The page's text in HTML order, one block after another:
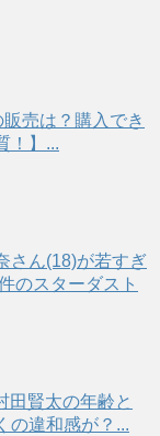
売は？購入でき
！】...
さん(18)が若すぎ
のスターダスト
田賢太の年齢と
の違和感が？...